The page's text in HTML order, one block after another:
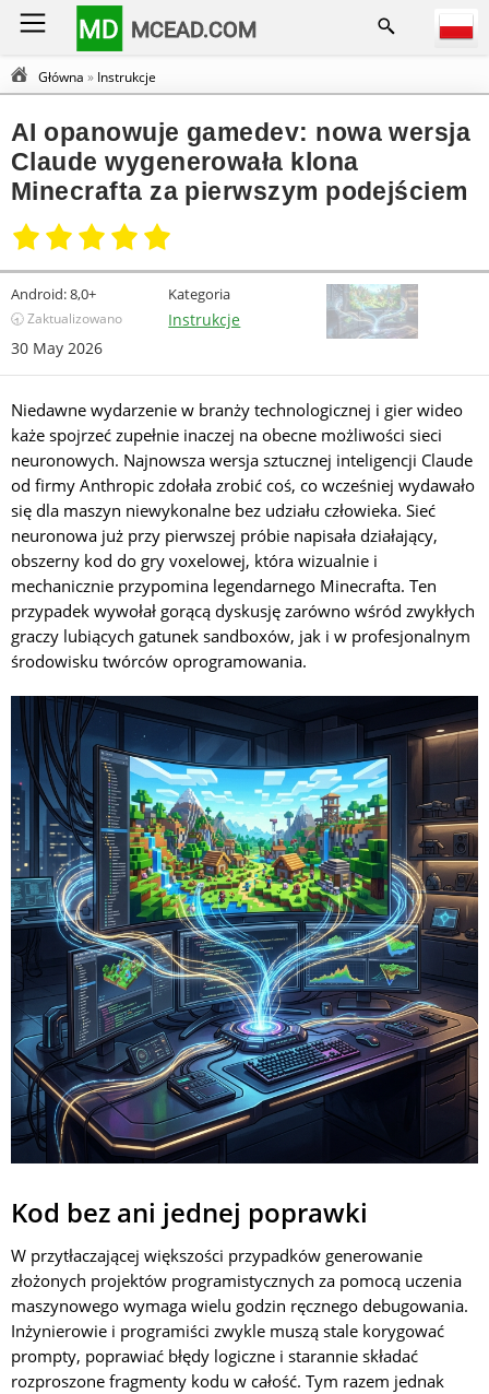
MD MCEAD.COM
Główna » Instrukcje
AI opanowuje gamedev: nowa wersja
Claude wygenerowała klona
Minecrafta za pierwszym podejściem
Android:8,0+
🕣 Zaktualizowano
30 May 2026
Kategoria
Instrukcje
Niedawne wydarzenie w branży technologicznej i gier wideo
każe spojrzeć zupełnie inaczej na obecne możliwości sieci
neuronowych. Najnowsza wersja sztucznej inteligencji Claude
od firmy Anthropic zdołała zrobić coś, co wcześniej wydawało
się dla maszyn niewykonalne bez udziału człowieka. Sieć
neuronowa już przy pierwszej próbie napisała działający,
obszerny kod do gry voxelowej, która wizualnie i
mechanicznie przypomina legendarnego Minecrafta. Ten
przypadek wywołał gorącą dyskusję zarówno wśród zwykłych
graczy lubiących gatunek sandboxów, jak i w profesjonalnym
środowisku twórców oprogramowania.
Kod bez ani jednej poprawki
W przytłaczającej większości przypadków generowanie
złożonych projektów programistycznych za pomocą uczenia
maszynowego wymaga wielu godzin ręcznego debugowania.
Inżynierowie i programiści zwykle muszą stale korygować
prompty, poprawiać błędy logiczne i starannie składać
rozproszone fragmenty kodu w całość. Tym razem jednak